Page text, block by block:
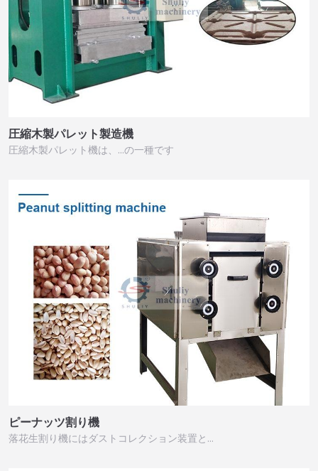
圧縮木製パレット製造機
圧縮木製パレット機は、…の一種です
ピーナッツ割り機
落花生割り機にはダストコレクション装置と…